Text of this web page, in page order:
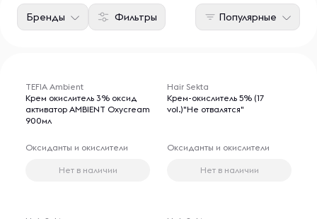
Фильтры
Бренды Популярные
TEFIA Ambient
Крем окислитель 3% оксид
активатор AMBIENT Oxycream
900мл
Оксиданты и окислители
Нет в наличии
Hair Sekta
Крем-окислитель 5% (17
vol.)"Не отвалятся"
Оксиданты и окислители
Нет в наличии